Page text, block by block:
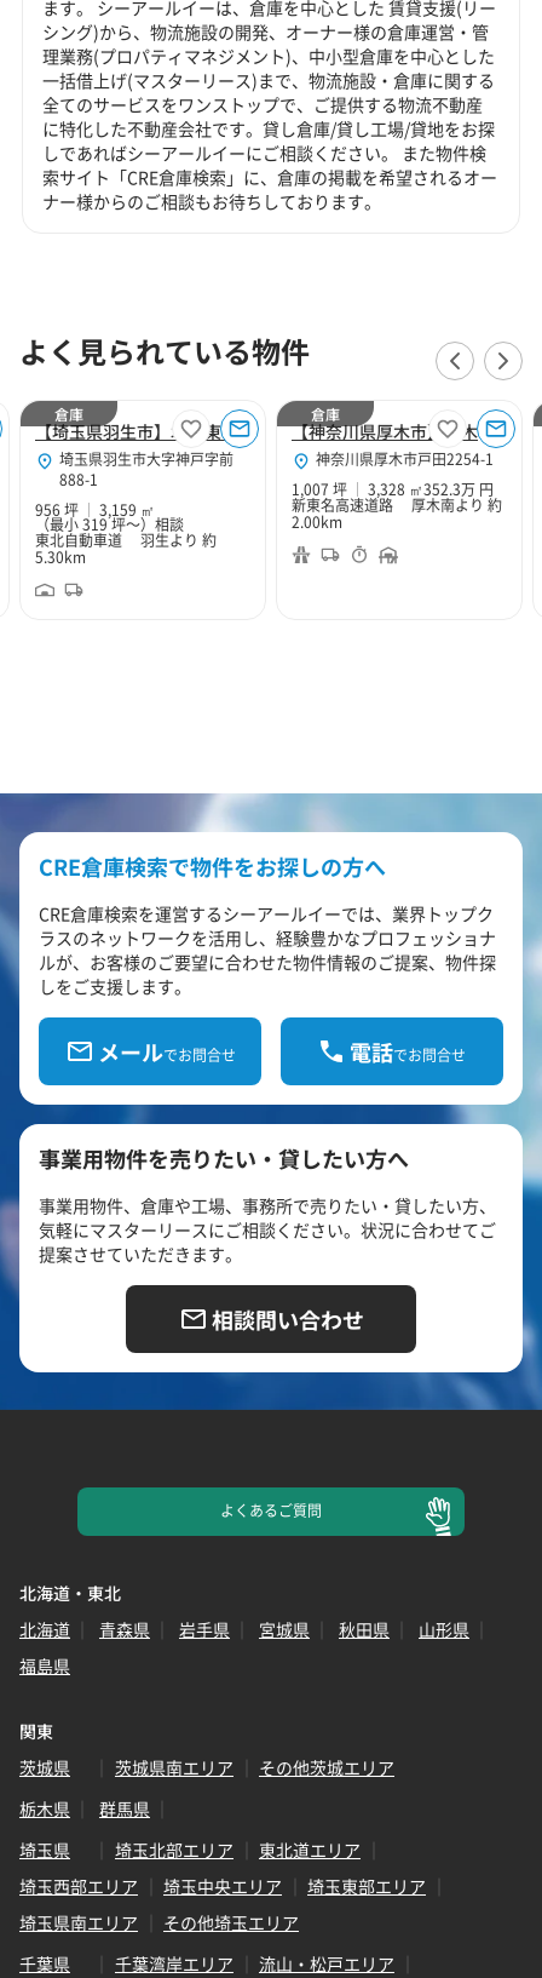
ます。 シーアールイーは、倉庫を中心とした 賃貸支援(リー
シング)から、物流施設の開発、オーナー様の倉庫運営・管
理業務(プロパティマネジメント)、中小型倉庫を中心とした
一括借上げ(マスターリース)まで、物流施設・倉庫に関する
全てのサービスをワンストップで、ご提供する物流不動産
に特化した不動産会社です。貸し倉庫/貸し工場/貸地をお探
しであればシーアールイーにご相談ください。 また物件検
索サイト「CRE倉庫検索」に、倉庫の掲載を希望されるオー
ナー様からのご相談もお待ちしております。
よく見られている物件
【埼玉県羽生市】北関東Hubセンター
埼玉県羽生市大字神戸字前
888-1
956 坪
3,159 ㎡
（最小 319 坪～） 相談
東北自動車道 羽生より 約
5.30km
倉庫
【神奈川県厚木市】厚木１０２
神奈川県厚木市戸田2254-1
1,007 坪
3,328 ㎡352.3万 円
新東名高速道路 厚木南より 約
2.00km
倉庫
CRE倉庫検索で物件をお探しの方へ
CRE倉庫検索を運営するシーアールイーでは、業界トップク
ラスのネットワークを活用し、経験豊かなプロフェッショナ
ルが、お客様のご要望に合わせた物件情報のご提案、物件探
しをご支援します。
メールでお問合せ 電話でお問合せ
事業用物件を売りたい・貸したい方へ
事業用物件、倉庫や工場、事務所で売りたい・貸したい方、
気軽にマスターリースにご相談ください。状況に合わせてご
提案させていただきます。
相談問い合わせ
よくあるご質問
北海道・東北
北海道
青森県 岩手県 宮城県 秋田県
山形県
福島県
関東
茨城県
茨城県南エリア
その他茨城エリア
栃木県
群馬県
埼玉県
埼玉北部エリア
東北道エリア
埼玉西部エリア
埼玉中央エリア
埼玉東部エリア
埼玉県南エリア
その他埼玉エリア
千葉県
千葉湾岸エリア
流山・松戸エリア